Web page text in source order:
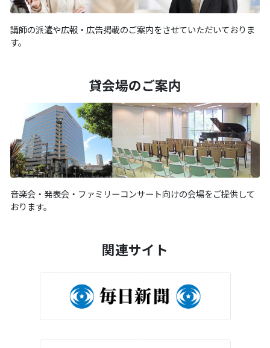
講師の派遣や広報・広告掲載のご案内をさせていただいておりま
す。
貸会場のご案内
音楽会・発表会・ファミリーコンサート向けの会場をご提供して
おります。
関連サイト